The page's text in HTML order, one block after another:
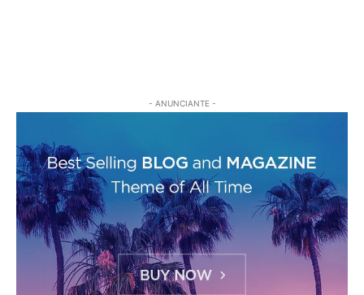
- ANUNCIANTE -